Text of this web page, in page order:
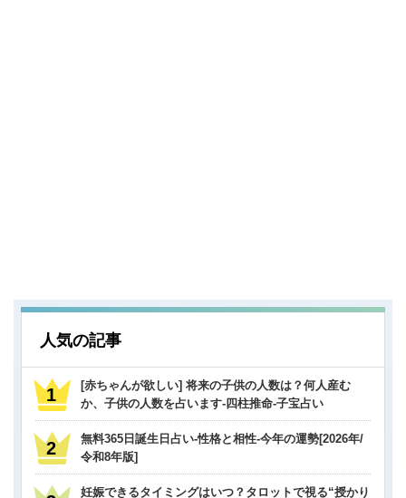
人気の記事
[赤ちゃんが欲しい] 将来の子供の人数は？何人産む
か、子供の人数を占います-四柱推命-子宝占い
無料365日誕生日占い-性格と相性-今年の運勢[2026年/
令和8年版]
妊娠できるタイミングはいつ？タロットで視る“授かり